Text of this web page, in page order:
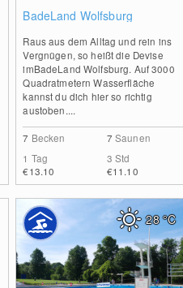
BadeLand Wolfsburg
Raus aus dem Alltag und rein ins
Vergnügen, so heißt die Devise
imBadeLand Wolfsburg. Auf 3000
Quadratmetern Wasserfläche
kannst du dich hier so richtig
austoben....
7 Becken 7 Saunen
1 Tag
€13.10
3 Std
€11.10
28°C